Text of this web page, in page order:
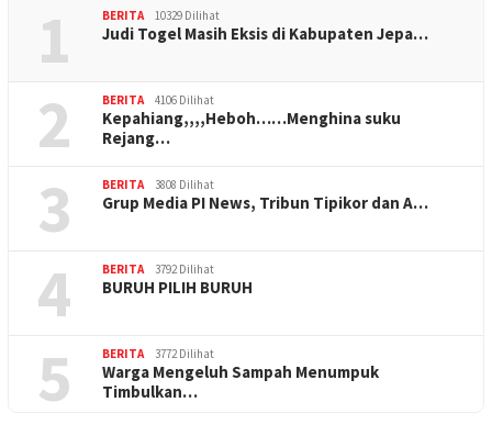
1 BERITA 10329 Dilihat
Judi Togel Masih Eksis di Kabupaten Jepa…
2 BERITA 4106 Dilihat
Kepahiang,,,,Heboh……Menghina suku
Rejang…
3 BERITA 3808 Dilihat
Grup Media PI News, Tribun Tipikor dan A…
4 BERITA 3792 Dilihat
BURUH PILIH BURUH
5 BERITA 3772 Dilihat
Warga Mengeluh Sampah Menumpuk
Timbulkan…